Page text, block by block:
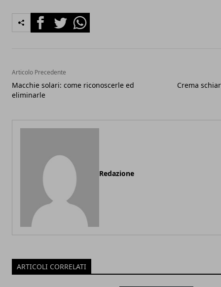
FacebookTwitterWhatsapp
Articolo Precedente
Macchie solari: come riconoscerle ed
eliminarle
Crema
Redazione
ARTICOLI CORRELATI